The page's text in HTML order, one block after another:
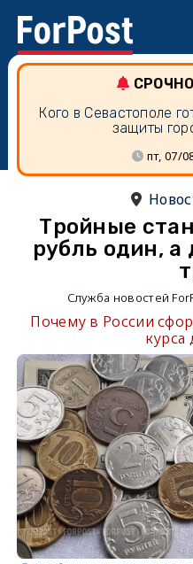
Кого в Севастополе
защиты
пт, 07/
Тройные
рубль один, а
Служба новостей
Почему в России
курса